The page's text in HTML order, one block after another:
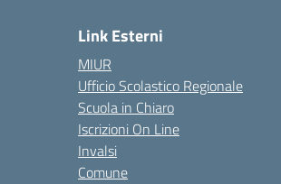
Link Esterni
MIUR
Ufficio Scolastico Regionale
Scuola in Chiaro
Iscrizioni On Line
Invalsi
Comune